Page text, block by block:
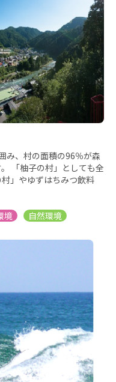
み、村の面積の96％が森
」やゆずはちみつ飲料